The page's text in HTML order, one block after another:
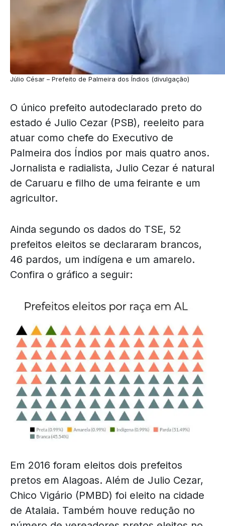
Júlio César – Prefeito de Palmeira dos Índios (divulgação)
O único prefeito autodeclarado preto do
estado é Julio Cezar (PSB), reeleito para
atuar como chefe do Executivo de
Palmeira dos Índios por mais quatro anos.
Jornalista e radialista, Julio Cezar é natural
de Caruaru e filho de uma feirante e um
agricultor.
Ainda segundo os dados do TSE, 52
prefeitos eleitos se declararam brancos,
46 pardos, um indígena e um amarelo.
Confira o gráfico a seguir:
Em 2016 foram eleitos dois prefeitos
pretos em Alagoas. Além de Julio Cezar,
Chico Vigário (PMBD) foi eleito na cidade
de Atalaia. Também houve redução no